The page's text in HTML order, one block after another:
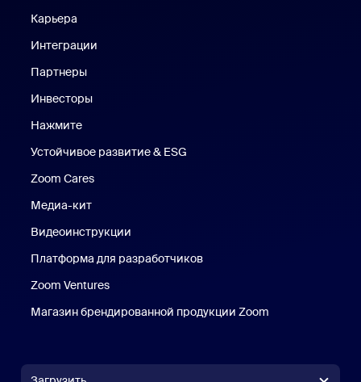
Карьера
Интеграции
Партнеры
Инвесторы
Нажмите
Устойчивое развитие & ESG
Zoom Cares
Медиа-кит
Видеоинструкции
Платформа для разработчиков
Zoom Ventures
Магазин брендированной продукции Zoom